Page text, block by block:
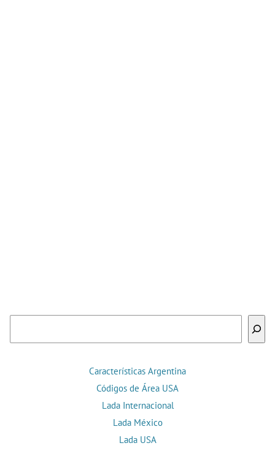
Características Argentina
Códigos de Área USA
Lada Internacional
Lada México
Lada USA